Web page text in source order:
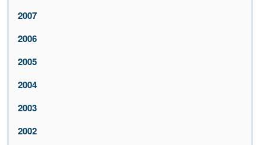
2007
2006
2005
2004
2003
2002